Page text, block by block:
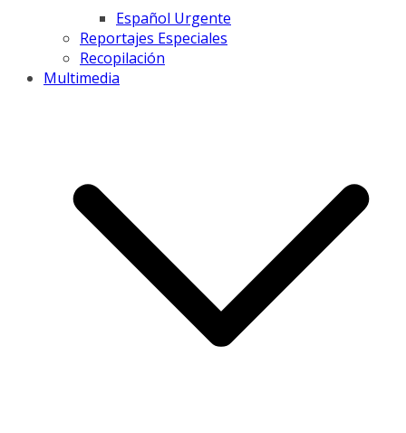
Español Urgente
Reportajes Especiales
Recopilación
Multimedia